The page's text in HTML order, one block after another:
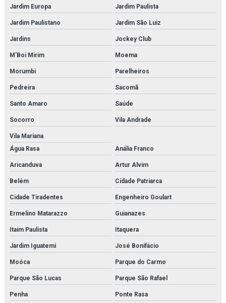
Microscopia monocular
Microscópio biológico binocular
Microscópio biológico binocular 1600x luz de led
Microscópio biológico monocular
Microscópio biológico profissional
Microscópio biológico trinocular
Microscópio biológico trinocular com câmera
Microscópio médico para faculdades
Microscópio monocular
Microscópio óptico monocular
Modelo anatômico da face
Modelo anatômico da orelha
Modelo anatômico da pele
Modelo anatômico do cérebro
Jardim Europa Jardim Paulista
Jardim Paulistano Jardim São Luiz
Jardins Jockey Club
M'Boi Mirim Moema
Morumbi Parelheiros
Pedreira Sacomã
Santo Amaro Saúde
Socorro Vila Andrade
Vila Mariana
Água Rasa
Anália Franco
Aricanduva Artur Alvim
Belém Cidade Patriarca
Cidade Tiradentes Engenheiro Goulart
Ermelino Matarazzo Guianazes
Itaim Paulista Itaquera
Jardim Iguatemi José Bonifácio
Moóca Parque do Carmo
Parque São Lucas Parque São Rafael
Penha Ponte Rasa